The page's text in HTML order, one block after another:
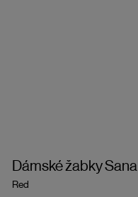
Dámské žabky Sana
Red